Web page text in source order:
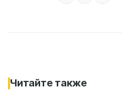
Читайте также